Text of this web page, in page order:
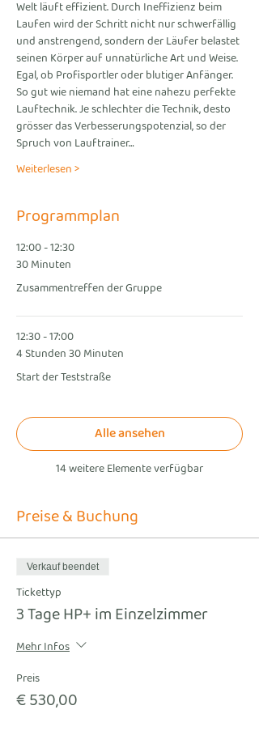
Welt läuft effizient. Durch Ineffizienz beim
Laufen wird der Schritt nicht nur schwerfällig
und anstrengend, sondern der Läufer belastet
seinen Körper auf unnatürliche Art und Weise.
Egal, ob Profisportler oder blutiger Anfänger.
So gut wie niemand hat eine nahezu perfekte
Lauftechnik. Je schlechter die Technik, desto
grösser das Verbesserungspotenzial, so der
Spruch von Lauftrainer…
Weiterlesen >
Programmplan
12:00 - 12:30
30 Minuten
Zusammentreffen der Gruppe
12:30 - 17:00
4 Stunden 30 Minuten
Start der Teststraße
14 weitere Elemente verfügbar
Alle ansehen
Preise & Buchung
Verkauf beendet
Tickettyp
3 Tage HP+ im Einzelzimmer
Mehr Infos
Preis
€ 530,00